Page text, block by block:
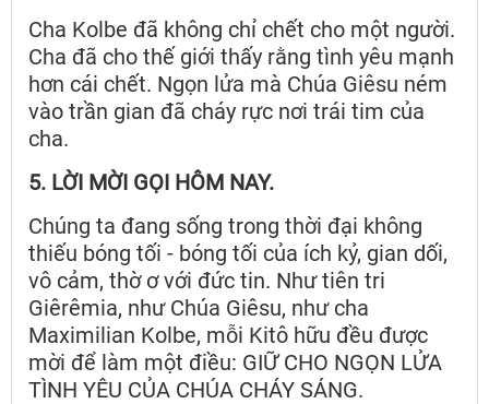
Cha Kolbe đã không chỉ chết cho một người.
Cha đã cho thế giới thấy rằng tình yêu mạnh
hơn cái chết. Ngọn lửa mà Chúa Giêsu ném
vào trần gian đã cháy rực nơi trái tim của
cha.
5. LỜI MỜI GỌI HÔM NAY.
Chúng ta đang sống trong thời đại không
thiếu bóng tối - bóng tối của ích kỷ, gian dối,
vô cảm, thờ ơ với đức tin. Như tiên tri
Giêrêmia, như Chúa Giêsu, như cha
Maximilian Kolbe, mỗi Kitô hữu đều được
mời để làm một điều: GIỮ CHO NGỌN LỬA
TÌNH YÊU CỦA CHÚA CHÁY SÁNG.